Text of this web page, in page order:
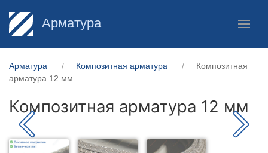
Арматура
Арматура Композитная арматура
Композитная
арматура 12 мм
Композитная арматура 12 мм